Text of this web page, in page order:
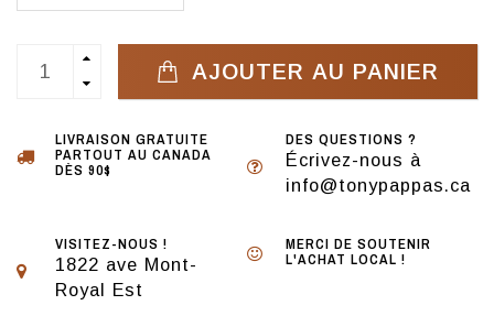
AJOUTER AU PANIER
LIVRAISON GRATUITE
PARTOUT AU CANADA
DÈS 90$
DES QUESTIONS ?
Écrivez-nous à
info@tonypappas.ca
VISITEZ-NOUS !
1822 ave Mont-
Royal Est
MERCI DE SOUTENIR
L'ACHAT LOCAL !